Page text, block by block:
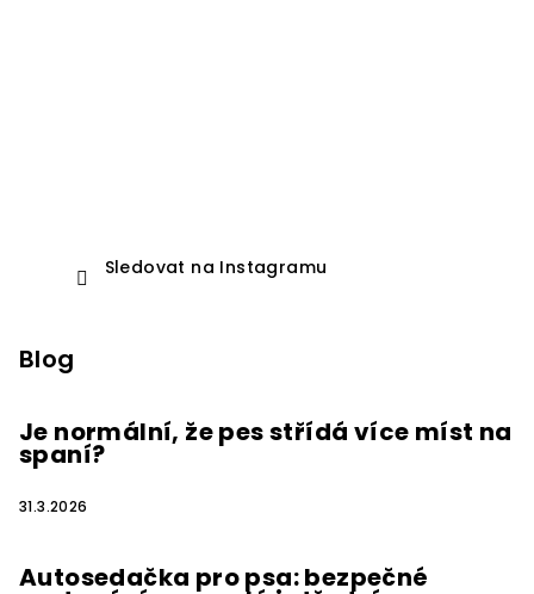
Sledovat na Instagramu
Blog
Je normální, že pes střídá více míst na
spaní?
31.3.2026
Autosedačka pro psa: bezpečné